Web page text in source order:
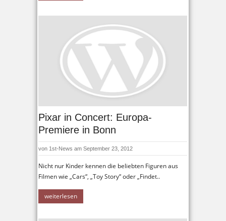
Pixar in Concert: Europa-
Premiere in Bonn
von 1st-News am September 23, 2012
Nicht nur Kinder kennen die beliebten Figuren aus
Filmen wie „Cars“, „Toy Story“ oder „Findet..
weiterlesen